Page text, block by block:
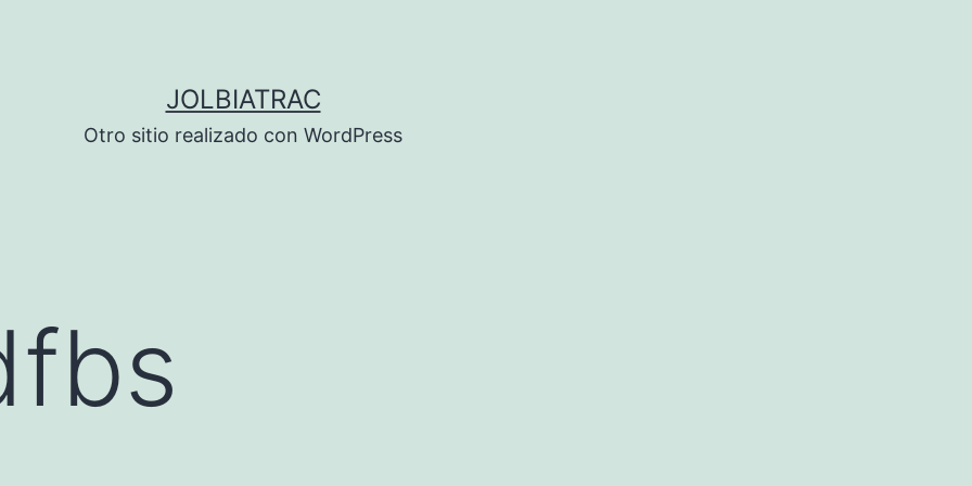
JOLBIATRAC
Otro sitio realizado con WordPress